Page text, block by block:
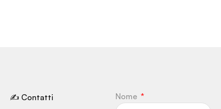
✍ Contatti Nome